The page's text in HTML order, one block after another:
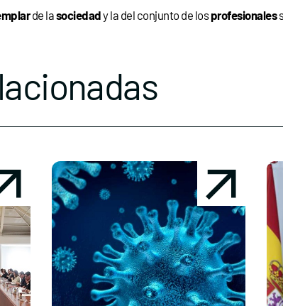
de lasociedady la del conjunto de losprofesionales